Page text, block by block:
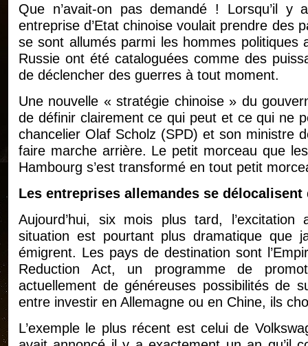
Que n’avait-on pas demandé ! Lorsqu’il y
entreprise d’Etat chinoise voulait prendre des
se sont allumés parmi les hommes
Russie ont été cataloguées comme des
de déclencher des guerres à tout moment.
Une nouvelle « stratégie chinoise » du
de définir clairement ce qui peut et ce qui ne
chancelier Olaf Scholz (SPD) et son ministre
faire marche arrière. Le petit morceau que
Hambourg s’est transformé en tout petit
Les entreprises allemandes se délocalisent
Aujourd’hui, six mois plus tard,
situation est pourtant plus dramatique que
émigrent. Les pays de destination sont
Reduction Act, un programme de
actuellement de généreuses possibilités de
entre investir en Allemagne ou en Chine, ils
L’exemple le plus récent est celui de